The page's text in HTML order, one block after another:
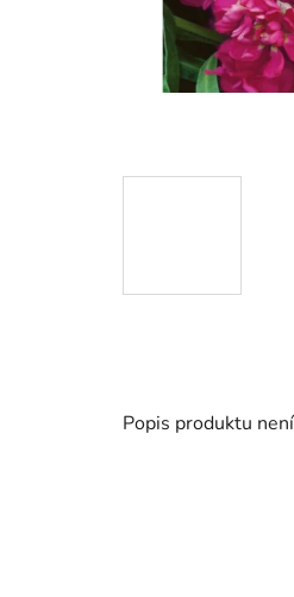
Popis produktu